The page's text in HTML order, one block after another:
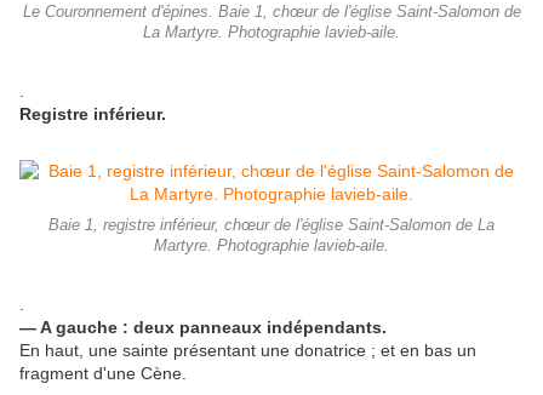
Le Couronnement d'épines. Baie 1, chœur de l'église Saint-Salomon de
La Martyre. Photographie lavieb-aile.
Registre inférieur.
Baie 1, registre inférieur, chœur de l'église Saint-Salomon de La
Martyre. Photographie lavieb-aile.
— A gauche : deux panneaux indépendants.
En haut, une sainte présentant une donatrice ; et en bas un
fragment d'une Cène.